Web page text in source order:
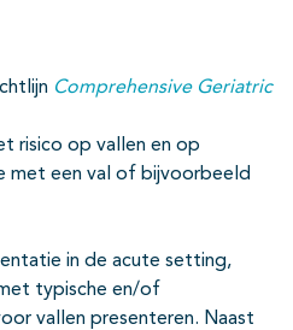
Comprehensive Geriatric
risico op vallen en op
met een val of bijvoorbeeld
in de acute setting,
typische en/of
vallen presenteren. Naast